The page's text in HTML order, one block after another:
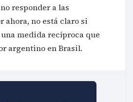
responder a las
ahora, no está claro si
medida recíproca que
argentino en Brasil.